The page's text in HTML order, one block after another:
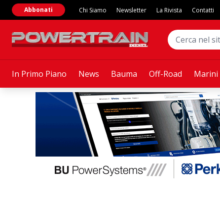
In Primo Piano News Bauma Off-Road Marini
Abbonati Chi Siamo Newsletter La Rivista Contatti